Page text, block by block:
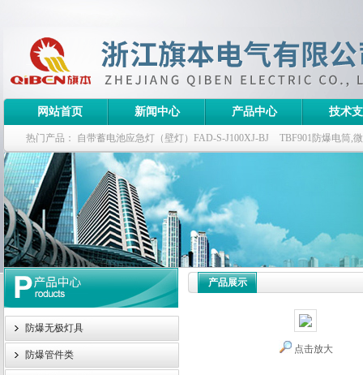
网站首页 新闻中心 产品中心 技术
热门产品： 自带蓄电池应急灯（壁灯）FAD-S-J100XJ-BJ TBF901防爆电筒,
栏式无极灯 G9960-W120W长寿无极工厂灯,三防无极灯
防爆泛光灯
防爆无极灯具
防爆管件类
产品展示
点击放大